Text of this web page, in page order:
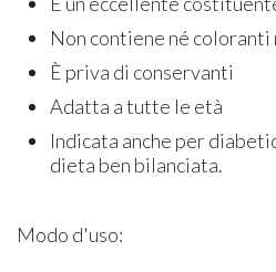
Non contiene né coloranti
È priva di conservanti
Adatta a tutte le età
Indicata anche per
dieta ben bilanciata.
Modo d'uso: